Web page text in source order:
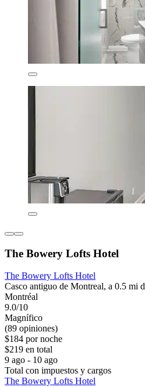
The Bowery Lofts Hotel
The Bowery Lofts Hotel
Casco antiguo de Montreal, a 0.5 mi
Montréal
9.0/10
Magnífico
(89 opiniones)
$184 por noche
$219 en total
9 ago - 10 ago
Total con impuestos y cargos
The Bowery Lofts Hotel